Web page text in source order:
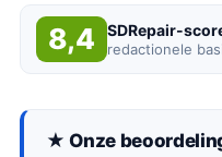
8,4 SDRepair-
redactionele
★ Onze